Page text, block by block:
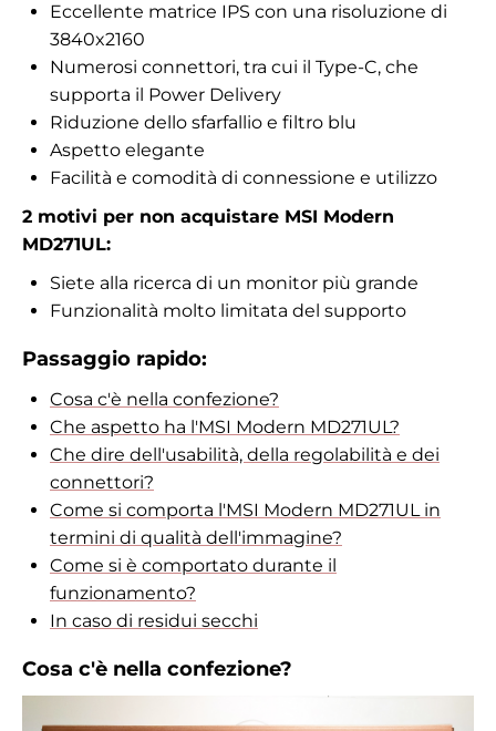
Eccellente matrice IPS con una risoluzione di
3840x2160
Numerosi connettori, tra cui il Type-C, che
supporta il Power Delivery
Riduzione dello sfarfallio e filtro blu
Aspetto elegante
Facilità e comodità di connessione e utilizzo
2 motivi per non acquistare MSI Modern
MD271UL:
Siete alla ricerca di un monitor più grande
Funzionalità molto limitata del supporto
Passaggio rapido:
Cosa c'è nella confezione?
Che aspetto ha l'MSI Modern MD271UL?
Che dire dell'usabilità, della regolabilità e dei
connettori?
Come si comporta l'MSI Modern MD271UL in
termini di qualità dell'immagine?
Come si è comportato durante il
funzionamento?
In caso di residui secchi
Cosa c'è nella confezione?